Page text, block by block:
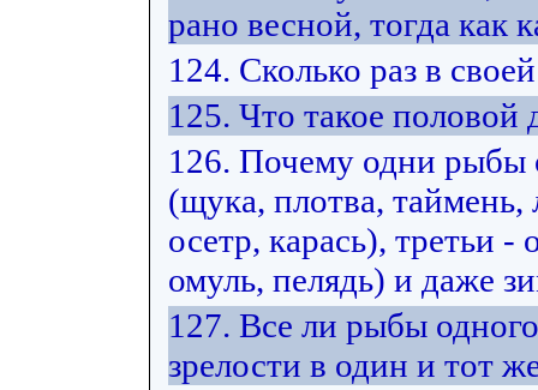
рано весной, тогда как
124. Сколько раз в
125. Что такое
126. Почему одни рыбы
(щука, плотва, таймень,
осетр, карась), третьи
омуль, пелядь) и даже
127. Все ли рыбы
зрелости в один и тот